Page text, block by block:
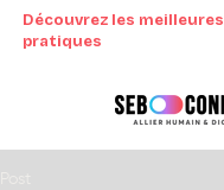
Découvrez les meilleures
pratiques